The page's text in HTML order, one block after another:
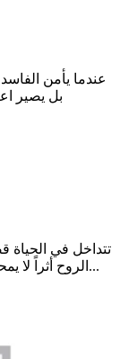
عندما يأمن
بل يصير
تتداخل في الحياة
الروح أثراً لا يمحوه الزمن.بدأت رحلتي مع جمعية التنمية الأسرية...